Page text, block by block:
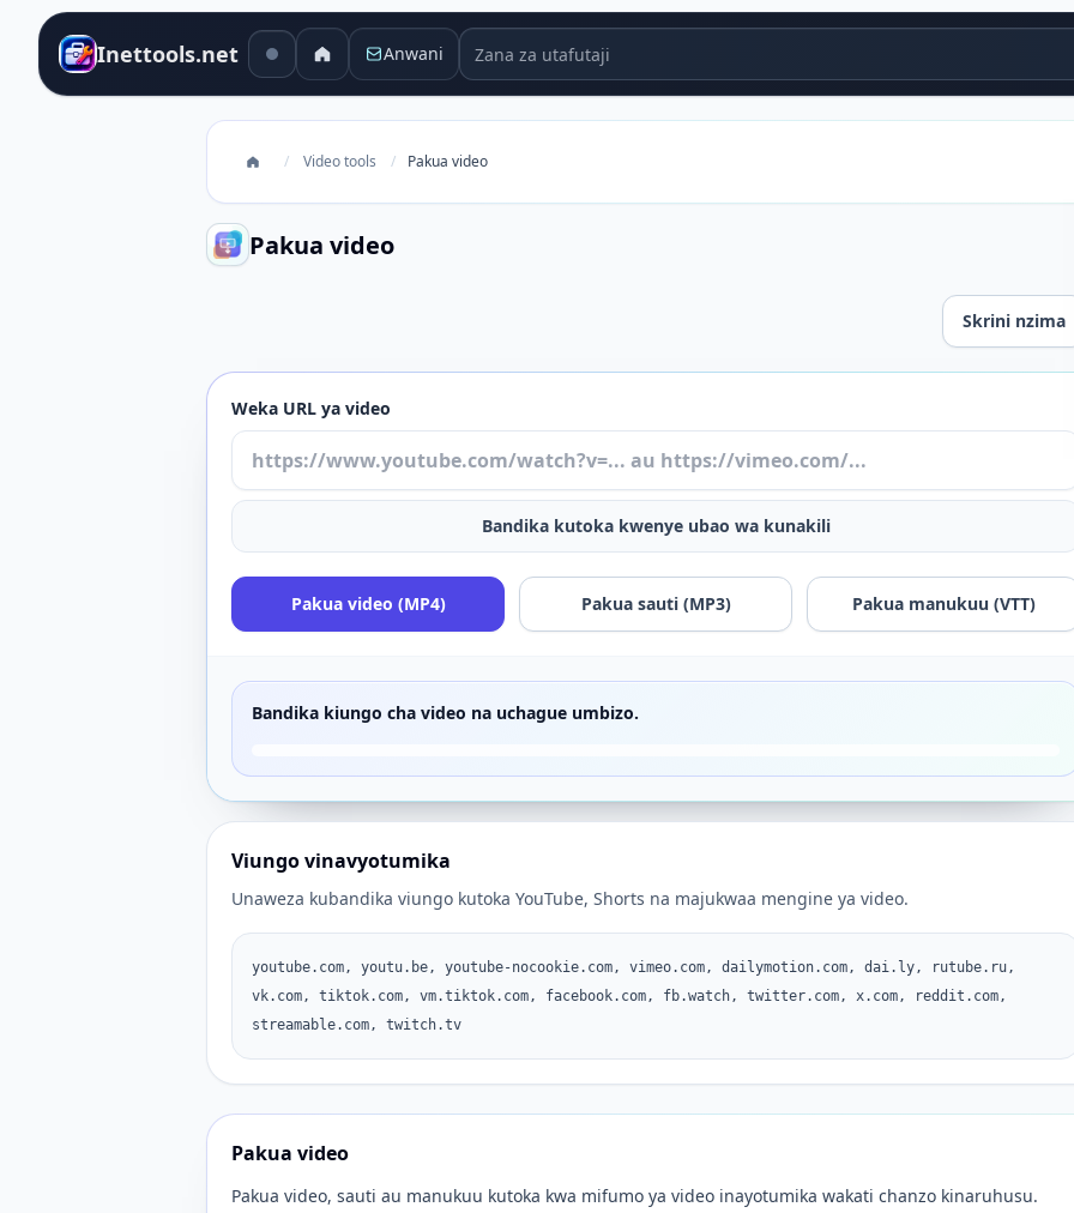
Inettools.net Anwani Zana za utafutaji
/ Video tools / Pakua video
Pakua video
Skrini nzima
Weka URL ya video
Bandika kutoka kwenye ubao wa kunakili
Pakua video (MP4) Pakua sauti (MP3) Pakua manukuu (VTT)
Bandika kiungo cha video na uchague umbizo.
Viungo vinavyotumika
Unaweza kubandika viungo kutoka YouTube, Shorts na majukwaa mengine ya video.
youtube.com, youtu.be, youtube-nocookie.com, vimeo.com, dailymotion.com, dai.ly, rutube.ru,
vk.com, tiktok.com, vm.tiktok.com, facebook.com, fb.watch, twitter.com, x.com, reddit.com,
streamable.com, twitch.tv
Pakua video
Pakua video, sauti au manukuu kutoka kwa mifumo ya video inayotumika wakati chanzo kinaruhusu.